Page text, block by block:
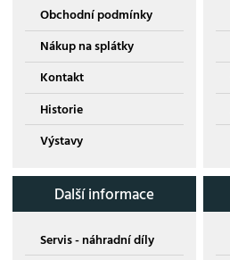
Obchodní podmínky
Nákup na splátky
Kontakt
Historie
Výstavy
Další informace
Servis - náhradní díly